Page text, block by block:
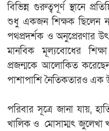
বিভিন্ন গুরুত্বপূর্ণ স্থানে
শুধু একজন শিক্ষক ছিলেন
পথপ্রদর্শক ও অনুপ্রেরণার
মানবিক মূল্যবোধের
প্রজন্মকে আলোকিত
পাশাপাশি নৈতিকতারও এক
‎পরিবার সূত্রে জানা যায়,
খালিক ও মোসাম্মৎ জুলেখা